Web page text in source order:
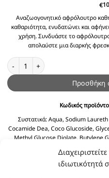
ιδιωτικότητά
€
Αναζωογονητικό αφρόλουτρο
καθαριότητα, ενυδατώνει και
χρήση. Συνδυάστε το
απολαύστε μια διαρκής
Shower Gel 1 Million Prive 300ml
Προσθήκη
Κωδικός
Συστατικά:Aqua, Sodium
Cocamide Dea, Coco Glucoside,
Methyl Glucose Diolate, Butylene
Europaea (Olive) Fruit Olive Oil,